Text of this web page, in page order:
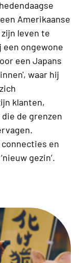
Amerikaanse
leven te
ongewone
een Japans
waar hij
klanten,
de grenzen
en
gezin’.